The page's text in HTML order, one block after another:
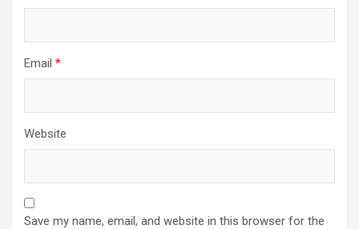
Email *
Website
Save my name, email, and website in this browser for the